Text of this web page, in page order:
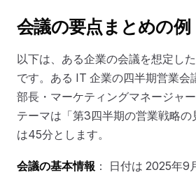
会議の要点まとめの例
以下は、ある企業の会議を想定し
です。ある IT 企業の四半期営業会
部長・マーケティングマネージャ
テーマは「第3四半期の営業戦略の
は45分とします。
会議の基本情報 ： 日付は 2025年9